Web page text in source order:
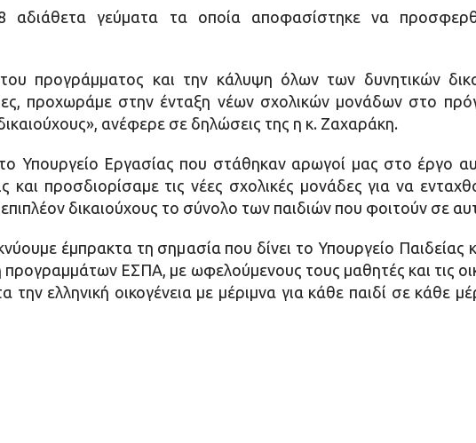
αδιάθετα γεύματα τα οποία αποφασίστηκε να
προγράμματος και την κάλυψη όλων των δυνητικών
προχωράμε στην ένταξη νέων σχολικών μονάδων στο
ανέφερε σε δηλώσεις της η κ. Ζαχαράκη.
Υπουργείο Εργασίας που στάθηκαν αρωγοί μας στο έργο
και προσδιορίσαμε τις νέες σχολικές μονάδες για να
δικαιούχους το σύνολο των παιδιών που φοιτούν σε
έμπρακτα τη σημασία που δίνει το Υπουργείο
προγραμμάτων ΕΣΠΑ, με ωφελούμενους τους μαθητές και τις
την ελληνική οικογένεια με μέριμνα για κάθε παιδί σε κάθε